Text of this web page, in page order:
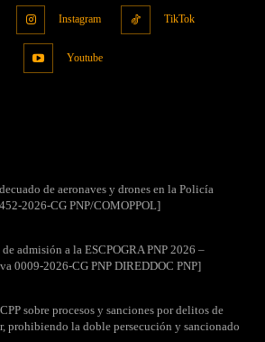
Instagram TikTok
Youtube
de aeronaves y drones en la Policía
2026-CG PNP/COMOPPOL]
admisión a la ESCPOGRA PNP 2026 –
0009-2026-CG PNP DIREDDOC PNP]
sobre procesos y sanciones por delitos de
la doble persecución y sancionado